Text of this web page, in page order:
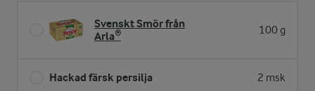
Svenskt Smör från
Arla®
100 g
Hackad färsk persilja 2 msk